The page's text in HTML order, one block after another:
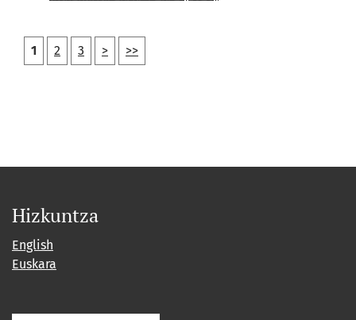
1 2 3 > >>
Hizkuntza
English
Euskara